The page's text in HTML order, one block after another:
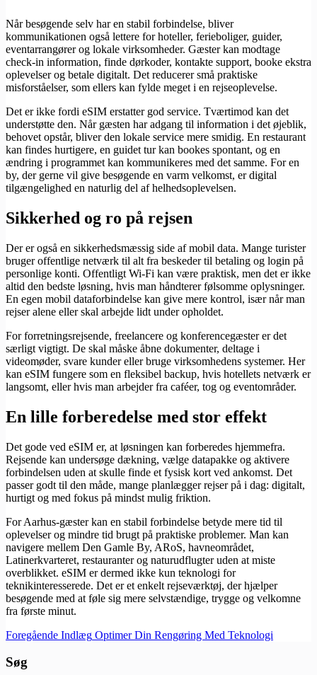
Når besøgende selv har en stabil forbindelse, bliver
kommunikationen også lettere for hoteller, ferieboliger, guider,
eventarrangører og lokale virksomheder. Gæster kan modtage
check-in information, finde dørkoder, kontakte support, booke ekstra
oplevelser og betale digitalt. Det reducerer små praktiske
misforståelser, som ellers kan fylde meget i en rejseoplevelse.
Det er ikke fordi eSIM erstatter god service. Tværtimod kan det
understøtte den. Når gæsten har adgang til information i det øjeblik,
behovet opstår, bliver den lokale service mere smidig. En restaurant
kan findes hurtigere, en guidet tur kan bookes spontant, og en
ændring i programmet kan kommunikeres med det samme. For en
by, der gerne vil give besøgende en varm velkomst, er digital
tilgængelighed en naturlig del af helhedsoplevelsen.
Sikkerhed og ro på rejsen
Der er også en sikkerhedsmæssig side af mobil data. Mange turister
bruger offentlige netværk til alt fra beskeder til betaling og login på
personlige konti. Offentligt Wi-Fi kan være praktisk, men det er ikke
altid den bedste løsning, hvis man håndterer følsomme oplysninger.
En egen mobil dataforbindelse kan give mere kontrol, især når man
rejser alene eller skal arbejde lidt under opholdet.
For forretningsrejsende, freelancere og konferencegæster er det
særligt vigtigt. De skal måske åbne dokumenter, deltage i
videomøder, svare kunder eller bruge virksomhedens systemer. Her
kan eSIM fungere som en fleksibel backup, hvis hotellets netværk er
langsomt, eller hvis man arbejder fra caféer, tog og eventområder.
En lille forberedelse med stor effekt
Det gode ved eSIM er, at løsningen kan forberedes hjemmefra.
Rejsende kan undersøge dækning, vælge datapakke og aktivere
forbindelsen uden at skulle finde et fysisk kort ved ankomst. Det
passer godt til den måde, mange planlægger rejser på i dag: digitalt,
hurtigt og med fokus på mindst mulig friktion.
For Aarhus-gæster kan en stabil forbindelse betyde mere tid til
oplevelser og mindre tid brugt på praktiske problemer. Man kan
navigere mellem Den Gamle By, ARoS, havneområdet,
Latinerkvarteret, restauranter og naturudflugter uden at miste
overblikket. eSIM er dermed ikke kun teknologi for
teknikinteresserede. Det er et enkelt rejseværktøj, der hjælper
besøgende med at føle sig mere selvstændige, trygge og velkomne
fra første minut.
Foregående Indlæg Optimer Din Rengøring Med Teknologi
Søg